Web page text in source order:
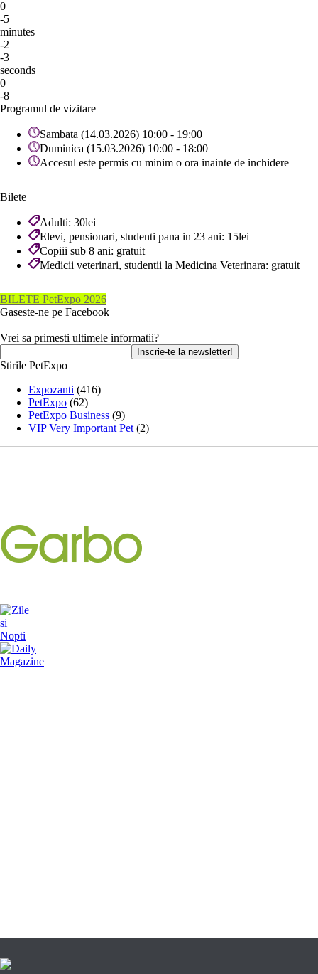
0
-5
minutes
-2
-3
seconds
0
-8
Programul de vizitare
Sambata (14.03.2026) 10:00 - 19:00
Duminica (15.03.2026) 10:00 - 18:00
Accesul este permis cu minim o ora inainte de inchidere
Bilete
Adulti: 30lei
Elevi, pensionari, studenti pana in 23 ani: 15lei
Copiii sub 8 ani: gratuit
Medicii veterinari, studentii la Medicina Veterinara: gratuit
BILETE PetExpo 2026
Gaseste-ne pe Facebook
Vrei sa primesti ultimele informatii?
Stirile PetExpo
Expozanti (416)
PetExpo (62)
PetExpo Business (9)
VIP Very Important Pet (2)